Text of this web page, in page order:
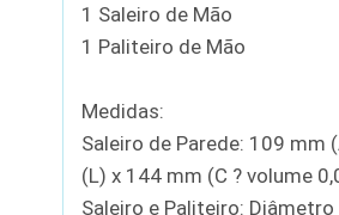
1 Saleiro de Mão
1 Paliteiro de Mão
Medidas:
Saleiro de Parede: 109 mm
(L) x 144 mm (C ? volume
Saleiro e Paliteiro: Diâmetro